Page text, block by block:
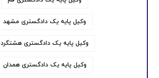
وکیل پایه یک دادگستری مشهد
وکیل پایه یک دادگستری هشتگرد
وکیل پایه یک دادگستری همدان